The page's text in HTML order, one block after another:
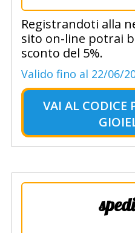
Registrandoti alla
sito on-line potrai
sconto del 5%.
Valido fino al 22/06/
VAI AL CODICE